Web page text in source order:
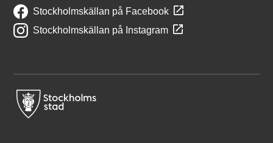
Stockholmskällan på Facebook
Stockholmskällan på Instagram